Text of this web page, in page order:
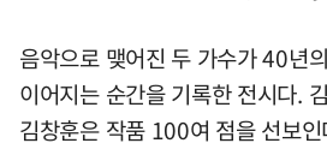
음악으로 맺어진 두 가수가 40년
이어지는 순간을 기록한 전시다.
김창훈은 작품 100여 점을 선보인